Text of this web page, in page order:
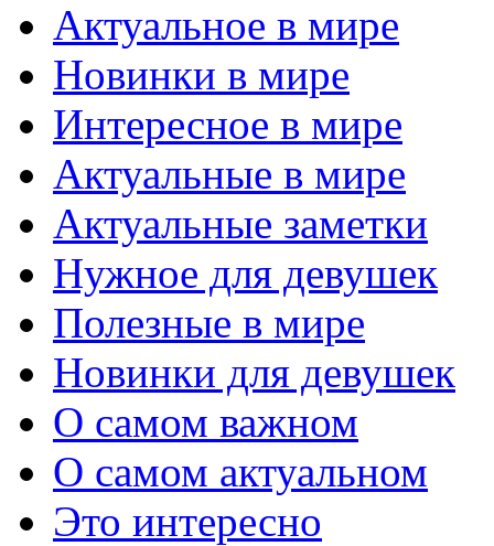
Актуальное в мире
Новинки в мире
Интересное в мире
Актуальные в мире
Актуальные заметки
Нужное для девушек
Полезные в мире
Новинки для девушек
О самом важном
О самом актуальном
Это интересно